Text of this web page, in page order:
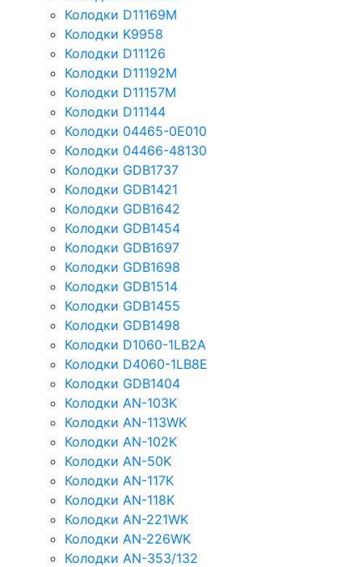
Колодки D11169M
Колодки K9958
Колодки D11126
Колодки D11192M
Колодки D11157M
Колодки D11144
Колодки 04465-0E010
Колодки 04466-48130
Колодки GDB1737
Колодки GDB1421
Колодки GDB1642
Колодки GDB1454
Колодки GDB1697
Колодки GDB1698
Колодки GDB1514
Колодки GDB1455
Колодки GDB1498
Колодки D1060-1LB2A
Колодки D4060-1LB8E
Колодки GDB1404
Колодки AN-103K
Колодки AN-113WK
Колодки AN-102K
Колодки AN-50K
Колодки AN-117K
Колодки AN-118K
Колодки AN-221WK
Колодки AN-226WK
Колодки AN-353/132